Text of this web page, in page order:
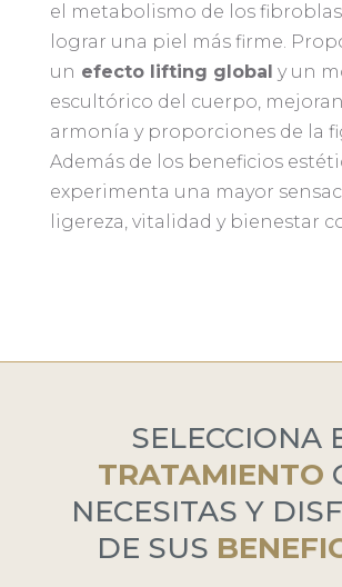
el metabolismo de los
lograr una piel más firme.
un efecto lifting global y un
escultórico del cuerpo,
armonía y proporciones de la
Además de los beneficios
experimenta una mayor
ligereza, vitalidad y bienestar
SELECCIONA
TRATAMIENTO
NECESITAS Y
DE SUS